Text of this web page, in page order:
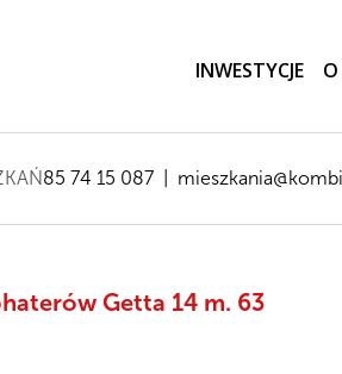
INWESTYCJE O
85 74 15 087
Getta 14 m. 63